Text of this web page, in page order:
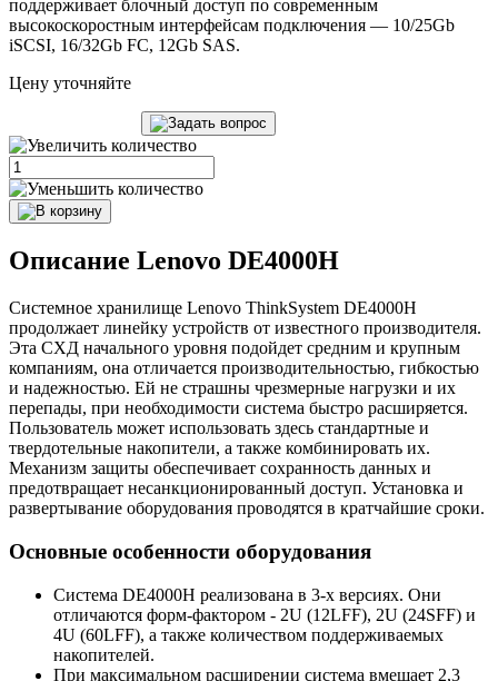
поддерживает блочный доступ по современным
высокоскоростным интерфейсам подключения — 10/25Gb
iSCSI, 16/32Gb FC, 12Gb SAS.
Цену уточняйте
Описание Lenovo DE4000H
Системное хранилище Lenovo ThinkSystem DE4000H
продолжает линейку устройств от известного производителя.
Эта СХД начального уровня подойдет средним и крупным
компаниям, она отличается производительностью, гибкостью
и надежностью. Ей не страшны чрезмерные нагрузки и их
перепады, при необходимости система быстро расширяется.
Пользователь может использовать здесь стандартные и
твердотельные накопители, а также комбинировать их.
Механизм защиты обеспечивает сохранность данных и
предотвращает несанкционированный доступ. Установка и
развертывание оборудования проводятся в кратчайшие сроки.
Основные особенности оборудования
Система DE4000H реализована в 3-х версиях. Они
отличаются форм-фактором - 2U (12LFF), 2U (24SFF) и
4U (60LFF), а также количеством поддерживаемых
накопителей.
При максимальном расширении система вмещает 2,3